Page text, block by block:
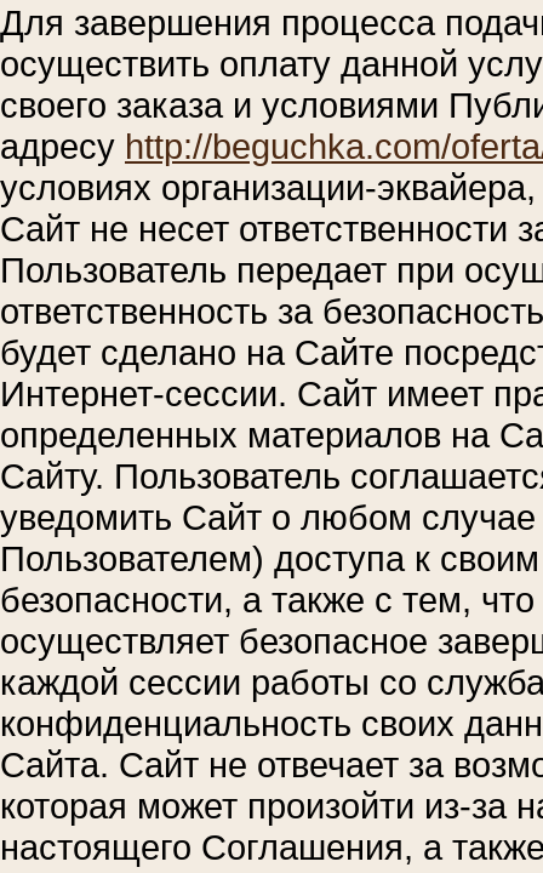
Для завершения процесса
осуществить оплату данной
своего заказа и условиями
адресу http://beguchka.com/
условиях организации-
Сайт не несет ответственности
Пользователь передает при
ответственность за
будет сделано на Сайте
Интернет-сессии. Сайт имеет
определенных материалов на
Сайту. Пользователь
уведомить Сайт о любом случае
Пользователем) доступа к
безопасности, а также с тем,
осуществляет безопасное
каждой сессии работы со
конфиденциальность своих
Сайта. Сайт не отвечает за
которая может произойти из-
настоящего Соглашения, а